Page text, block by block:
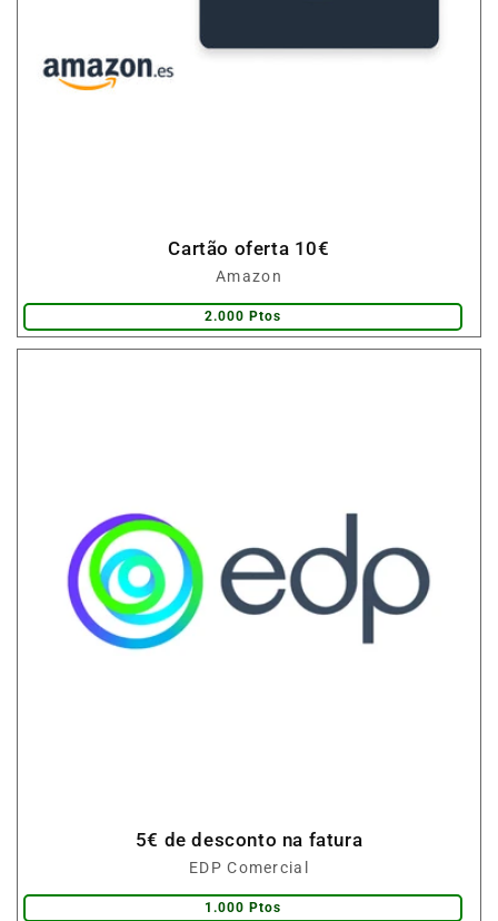
Cartão oferta 10€
Fornecedor:
Amazon
2.000 Ptos
5€ de desconto na fatura
Fornecedor:
EDP Comercial
1.000 Ptos